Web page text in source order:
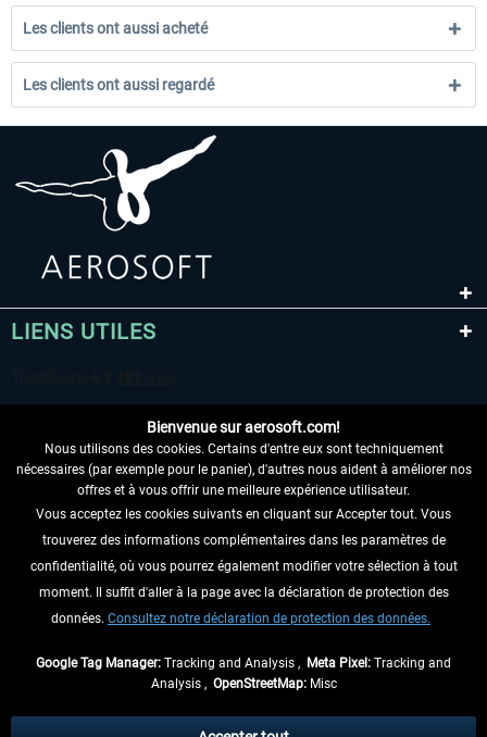
Les clients ont aussi acheté
Les clients ont aussi regardé
LIENS UTILES
RENONCER AU CONTRAT ICI
INFORMATIONS
NE MANQUEZ PAS LES DERNIÈRES
échéant, frais de remboursement, si aucune description contraire.
Bienvenue sur aerosoft.com!
Nous utilisons des cookies. Certains d'entre eux sont techniquement
nécessaires (par exemple pour le panier), d'autres nous aident à améliorer nos
offres et à vous offrir une meilleure expérience utilisateur.
Vous acceptez les cookies suivants en cliquant sur Accepter tout. Vous
trouverez des informations complémentaires dans les paramètres de
confidentialité, où vous pourrez également modifier votre sélection à tout
moment. Il suffit d'aller à la page avec la déclaration de protection des
données. Consultez notre déclaration de protection des données.
Google Tag Manager: Tracking and Analysis , Meta Pixel: Tracking and
Analysis , OpenStreetMap:Misc